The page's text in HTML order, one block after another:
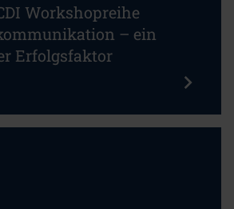
Workshopreihe
– ein
Erfolgsfaktor